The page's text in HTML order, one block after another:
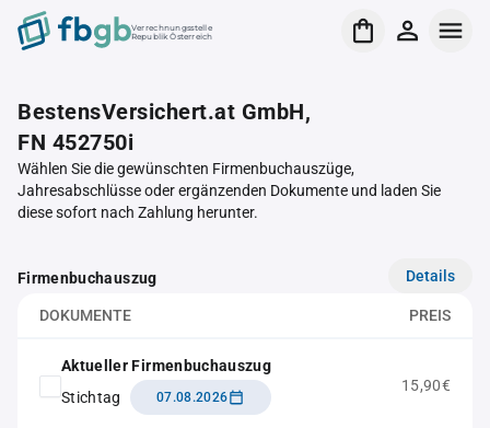
Verrechnungsstelle
Republik Österreich
BestensVersichert.at GmbH,
FN 452750i
Wählen Sie die gewünschten Firmenbuchauszüge,
Jahresabschlüsse oder ergänzenden Dokumente und laden Sie
diese sofort nach Zahlung herunter.
Firmenbuchauszug Details
DOKUMENTE PREIS
Aktueller Firmenbuchauszug
Stichtag
07.08.2026
15,90€